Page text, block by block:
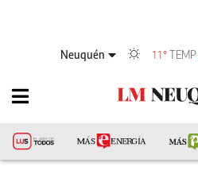
Neuquén 11° TEMP